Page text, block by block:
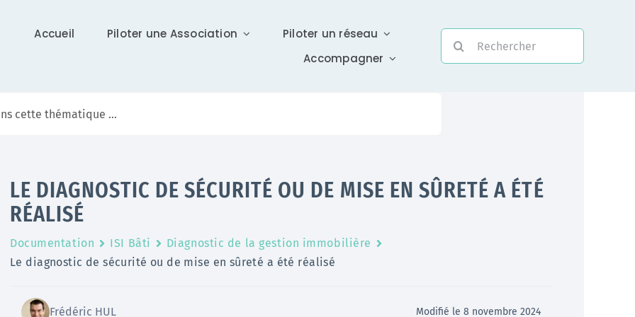
Accueil Piloter une Association
Piloter un réseau
Accompagner
Différents supports vous tiennent à jour sur Isidoor :
En savoir +
LE DIAGNOSTIC DE SÉCURITÉ OU DE MISE EN SÛRETÉ A ÉTÉ
RÉALISÉ
Documentation ISI Bâti
Diagnostic de la gestion immobilière
Le diagnostic de sécurité ou de mise en sûreté a été réalisé
Frédéric HUL Modifié le 8 novembre 2024